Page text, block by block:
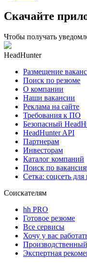
Скачайте
Чтобы получать
HeadHunter
Размещение
Поиск по резюме
О компании
Наши вакансии
Реклама на сайте
Требования к ПО
Безопасный
HeadHunter API
Партнерам
Инвесторам
Каталог компаний
Поиск по
Сетка: соцсеть для
Соискателям
hh PRO
Готовое резюме
Все сервисы
Хочу у вас
Экспертная